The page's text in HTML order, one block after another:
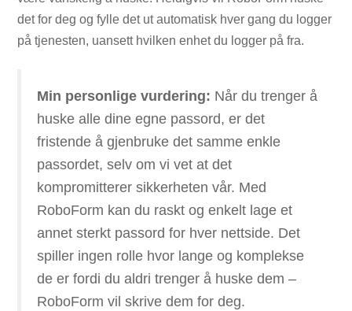
det for deg og fylle det ut automatisk hver gang du logger
på tjenesten, uansett hvilken enhet du logger på fra.
Min personlige vurdering: Når du trenger å
huske alle dine egne passord, er det
fristende å gjenbruke det samme enkle
passordet, selv om vi vet at det
kompromitterer sikkerheten vår. Med
RoboForm kan du raskt og enkelt lage et
annet sterkt passord for hver nettside. Det
spiller ingen rolle hvor lange og komplekse
de er fordi du aldri trenger å huske dem –
RoboForm vil skrive dem for deg.